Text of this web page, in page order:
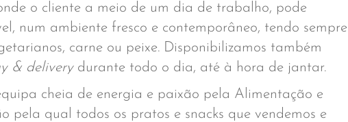
o cliente a meio de um dia de trabalho, pode
num ambiente fresco e contemporâneo, tendo sempre
carne ou peixe. Disponibilizamos também
& delivery durante todo o dia, até à hora de jantar.
cheia de energia e paixão pela Alimentação e
pela qual todos os pratos e snacks que vendemos e